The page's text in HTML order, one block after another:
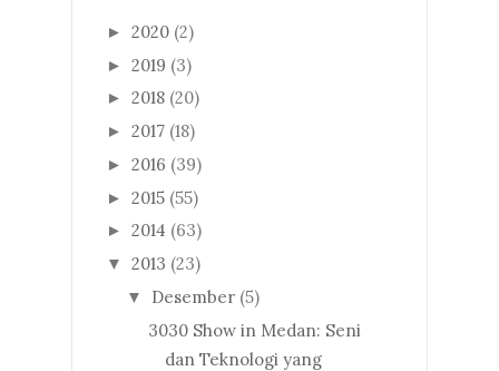
► 2020 (2)
► 2019 (3)
► 2018 (20)
► 2017 (18)
► 2016 (39)
► 2015 (55)
► 2014 (63)
▼ 2013 (23)
▼ Desember (5)
3030 Show in Medan: Seni
dan Teknologi yang